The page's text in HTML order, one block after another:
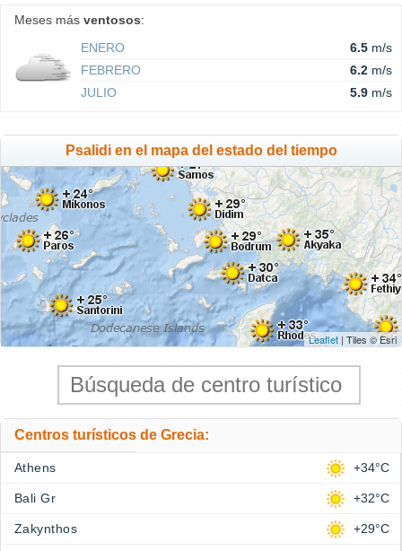
Meses más ventosos:
ENERO
6.5 m/s
FEBRERO
6.2 m/s
JULIO
5.9 m/s
Psalidi en el mapa del estado del tiempo
Leaflet | Tiles © Esri
Centros turísticos de Grecia:
Athens +34°C
Bali Gr +32°C
Zakynthos +29°C